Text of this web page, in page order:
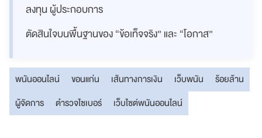
ลงทุน ผู้ประกอบการ
ตัดสินใจบนพื้นฐานของ “ข้อเท็จจริง” และ “โอกาส”
พนันออนไลน์ ขอนแก่น เส้นทางการเงิน เว็บพนัน
ร้อยล้าน
ผู้จัดการ
ตำรวจไซเบอร์ เว็บไซต์พนันออนไลน์